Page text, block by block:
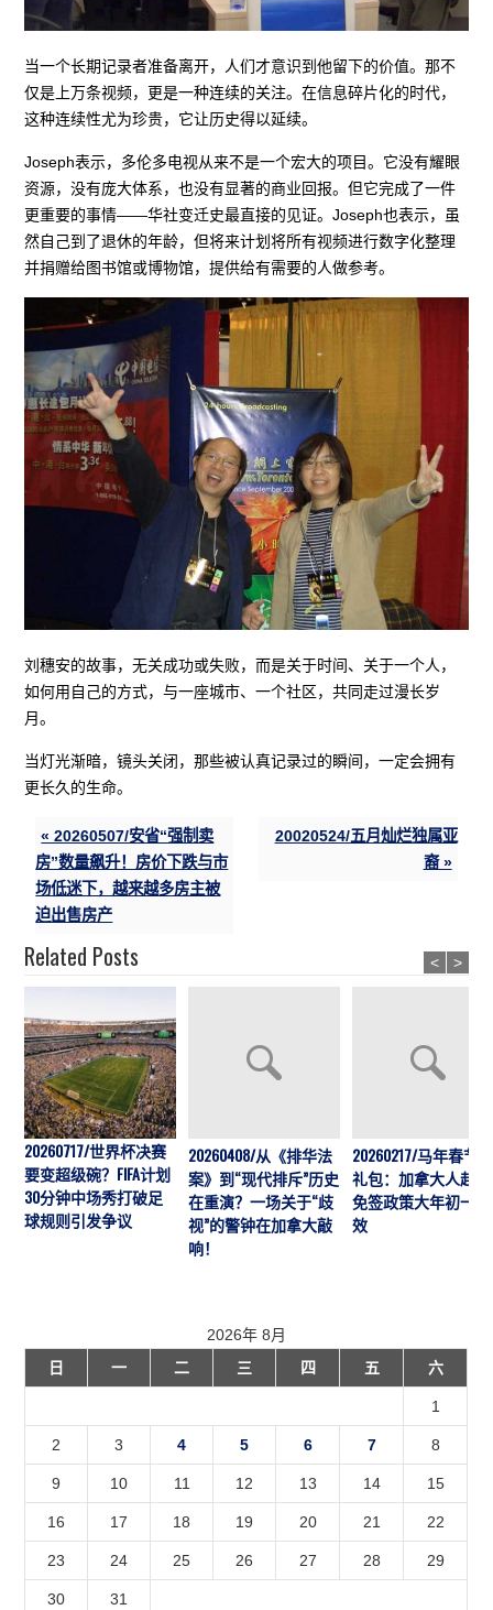
当一个长期记录者准备离开，人们才意识到他留下的价值。那不
仅是上万条视频，更是一种连续的关注。在信息碎片化的时代，
这种连续性尤为珍贵，它让历史得以延续。
Joseph表示，多伦多电视从来不是一个宏大的项目。它没有耀眼
资源，没有庞大体系，也没有显著的商业回报。但它完成了一件
更重要的事情——华社变迁史最直接的见证。Joseph也表示，虽
然自己到了退休的年龄，但将来计划将所有视频进行数字化整理
并捐赠给图书馆或博物馆，提供给有需要的人做参考。
刘穗安的故事，无关成功或失败，而是关于时间、关于一个人，
如何用自己的方式，与一座城市、一个社区，共同走过漫长岁
月。
当灯光渐暗，镜头关闭，那些被认真记录过的瞬间，一定会拥有
更长久的生命。
« 20260507/安省“强制卖
房”数量飙升！房价下跌与市
场低迷下，越来越多房主被
迫出售房产
20020524/五月灿烂独属亚
裔 »
Related Posts
20260717/世界杯决赛
要变超级碗？FIFA计划
30分钟中场秀打破足
球规则引发争议
20260408/从《排华法
案》到“现代排斥”历史
在重演？一场关于“歧
视”的警钟在加拿大敲
响！
20260217/马年春节
礼包：加拿大人赴华
免签政策大年初一生
效
< >
2026年 8月
日
一 二 三 四 五 六
1
2 3 4 5 6 7 8
9 10 11 12 13 14 15
16 17 18 19 20 21 22
23 24 25 26 27 28 29
30
31